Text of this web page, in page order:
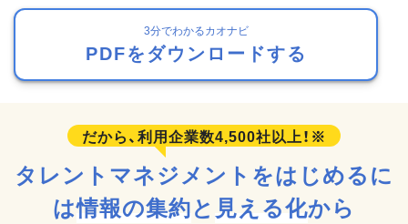
3分でわかるカオナビ
PDFをダウンロードする
タレントマネジメントをはじめるに
は情報の集約と 見える化から